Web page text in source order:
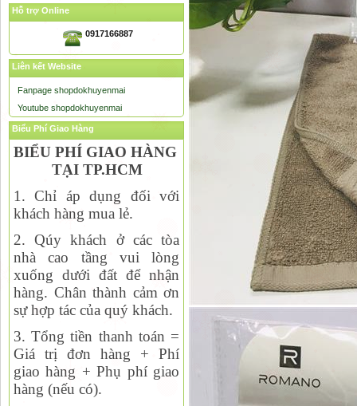
Hỗ trợ Online
0917166887
Liên kết Website
Fanpage shopdokhuyenmai
Youtube shopdokhuyenmai
Biểu Phí Giao Hàng
BIỂU PHÍ GIAO HÀNG
TẠI TP.HCM
1. Chỉ áp dụng đối với
khách hàng mua lẻ.
2. Qúy khách ở các tòa
nhà cao tầng vui lòng
xuống dưới đất để nhận
hàng. Chân thành cảm ơn
sự hợp tác của quý khách.
3. Tổng tiền thanh toán =
Giá trị đơn hàng + Phí
giao hàng + Phụ phí giao
hàng (nếu có).